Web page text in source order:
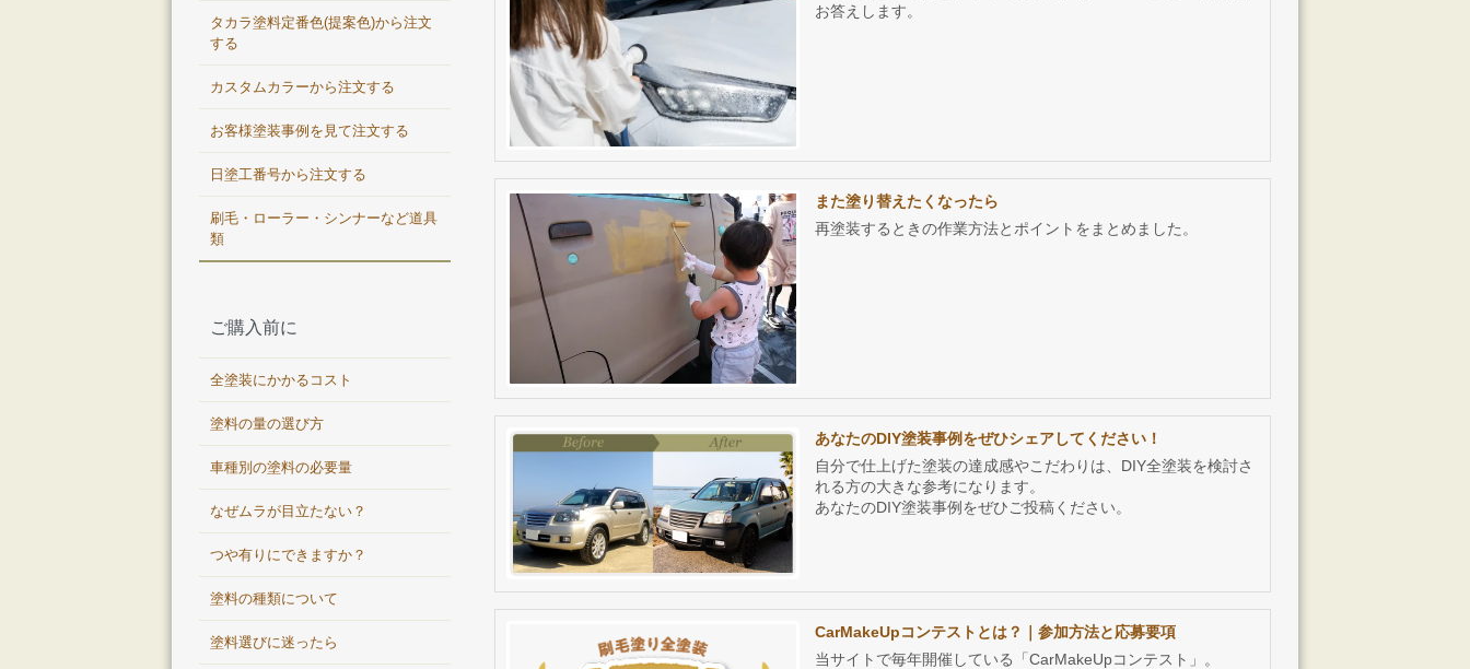
お答えします。
また塗り替えたくなったら
再塗装するときの作業方法とポイントをまとめました。
あなたのDIY塗装事例をぜひシェアしてください！
自分で仕上げた塗装の達成感やこだわりは、DIY全塗装を検討さ
れる方の大きな参考になります。
あなたのDIY塗装事例をぜひご投稿ください。
CarMakeUpコンテストとは？｜参加方法と応募要項
当サイトで毎年開催している「CarMakeUpコンテスト」。
タカラ塗料定番色(提案色)から注文
する
カスタムカラーから注文する
お客様塗装事例を見て注文する
日塗工番号から注文する
刷毛・ローラー・シンナーなど道具
類
ご購入前に
全塗装にかかるコスト
塗料の量の選び方
車種別の塗料の必要量
なぜムラが目立たない？
つや有りにできますか？
塗料の種類について
塗料選びに迷ったら